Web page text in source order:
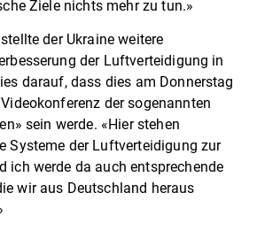
Ziele nichts mehr zu tun.»
der Ukraine weitere
der Luftverteidigung in
darauf, dass dies am Donnerstag
der sogenannten
sein werde. «Hier stehen
Systeme der Luftverteidigung zur
ich werde da auch entsprechende
wir aus Deutschland heraus